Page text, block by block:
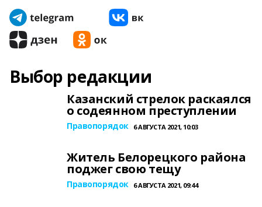
Выбор редакции
Казанский стрелок раскаялся
о содеянном преступлении
Правопорядок 6 АВГУСТА 2021, 10:03
Житель Белорецкого района
поджег свою тещу
Правопорядок 6 АВГУСТА 2021, 09:44